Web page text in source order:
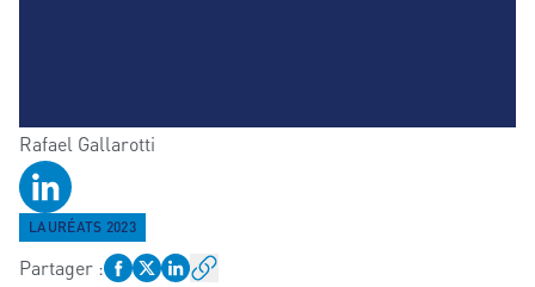
Rafael Gallarotti
Profil LinkedIn
LAURÉATS 2023
Partager :